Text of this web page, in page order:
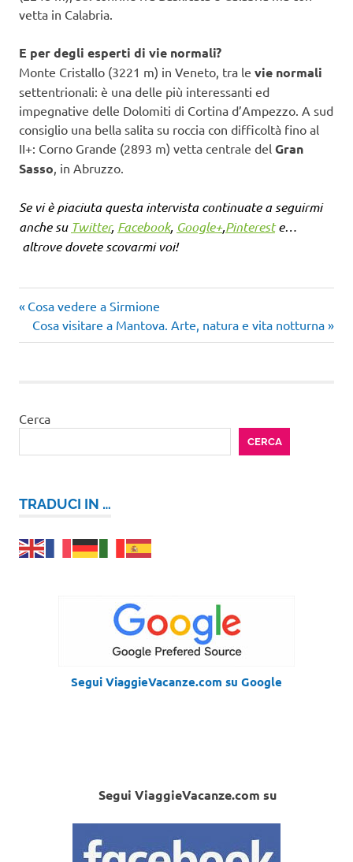
vetta in Calabria.
E per degli esperti di vie normali?
Monte Cristallo (3221 m) in Veneto, tra le vie normali
settentrionali: è una delle più interessanti ed
impegnative delle Dolomiti di Cortina d’Ampezzo. A sud
consiglio una bella salita su roccia con difficoltà fino al
II+: Corno Grande (2893 m) vetta centrale del Gran
Sasso, in Abruzzo.
Se vi è piaciuta questa intervista continuate a seguirmi
anche su Twitter, Facebook, Google+,Pintereste…
altrove dovete scovarmi voi!
Navigazione
articoli
Articolo
precedente:
Cosa vedere a Sirmione
Articolo
successivo:
Cosa visitare a Mantova. Arte, natura e vita notturna
Cerca
CERCA
TRADUCI IN …
Segui ViaggieVacanze.com su Google
Segui ViaggieVacanze.com su